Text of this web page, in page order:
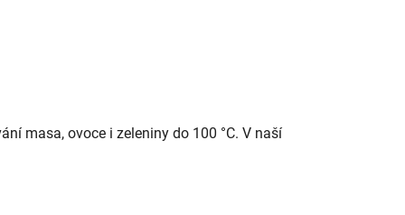
masa, ovoce i zeleniny do 100 °C. V naší